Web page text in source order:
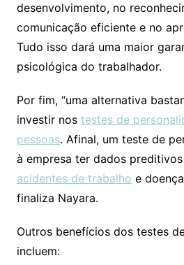
desenvolvimento, no
comunicação eficiente e no
Tudo isso dará uma maior
psicológica do trabalhador.
Por fim, “uma alternativa
investir nos testes de
pessoas. Afinal, um teste de
à empresa ter dados
acidentes de trabalho e
finaliza Nayara.
Outros benefícios dos testes
incluem: